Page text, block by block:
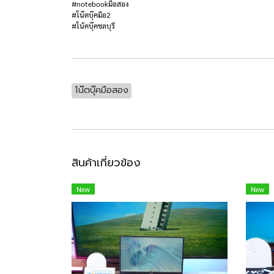
#notebookมือสอง
#โน๊ตบุ๊คมือ2
#โน้คบุ๊คชลบุรี
โน๊ตบุ๊คมือสอง
สินค้าเกี่ยวข้อง
New New